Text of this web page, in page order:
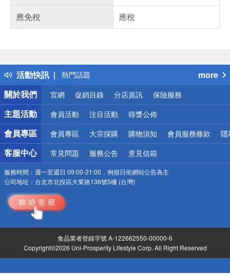
應免稅
應稅
活動快訊
得獎公告
熱門話題
銀行優惠
偏遠地區配送
詐騙網頁！請小心！
more
關於我們
官網 促銷目錄 分店資訊 保險服務
主題活動 會員活動 注目活動 得獎公佈
會員專區 會員專區 大宗採購 購物須知 會員服務條款 隱
客服中心 常見問題 服務公告 意見信箱
服務時間： 週一至週日 09:00-21:00，例假日依網站公告為主
公司地址： 台北市北投區大業路136號5樓 (台灣)
食品業者登錄字號 A-122662550-00000-6
Copyright©2026 Uni-Prosperity Lifestyle Corp. All Right Reserved